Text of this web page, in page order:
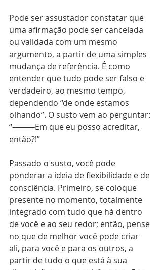
Pode ser assustador constatar que
uma afirmação pode ser cancelada
ou validada com um mesmo
argumento, a partir de uma simples
mudança de referência. É como
entender que tudo pode ser falso e
verdadeiro, ao mesmo tempo,
dependendo “de onde estamos
olhando”. O susto vem ao perguntar:
“⸻Em que eu posso acreditar,
então?!”
Passado o susto, você pode
ponderar a ideia de flexibilidade e de
consciência. Primeiro, se coloque
presente no momento, totalmente
integrado com tudo que há dentro
de você e ao seu redor; então, pense
no que de melhor você pode criar
ali, para você e para os outros, a
partir de tudo o que está à sua